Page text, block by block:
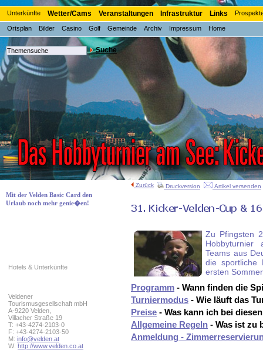
Unterkünfte Wetter/Cams Veranstaltungen Infrastruktur Links
Ortsplan Bilder Casino Golf Gemeinde Archiv Impressum Home
Mit der Velden Basic Card den
Urlaub noch mehr genie�en!
Suche
Hotels & Unterkünfte
Veldener
Tourismusgesellschaft mbH
A-9220 Velden,
Villacher Straße 19
T: +43-4274-2103-0
F: +43-4274-2103-50
M: info@velden.at
W: http://www.velden.co.at
Zurück Druckversion Artikel versenden
Zu Pfingsten
Hobbyturnier
Teams aus
die sportliche
ersten
Programm - Wann finden die
Turniermodus - Wie läuft das
Preise - Was kann ich bei
Allgemeine Regeln - Was ist zu
Anmeldung -